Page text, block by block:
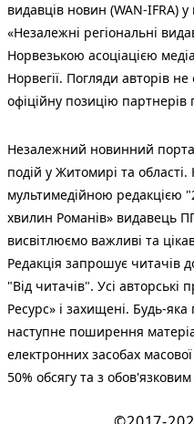
видавців новин (WAN-IFRA)
«Незалежні регіональні
Норвезькою асоціацією
Норвегії. Погляди авторів
офіційну позицію партнерів
Незалежний новинний
подій у Житомирі та
мультимедійною редакцією
хвилин Романів» видавець
висвітлюємо важливі та
Редакція запрошує читачів
"Від читачів". Усі
Ресурс» і захищені. Будь-
наступне поширення
електронних засобах
50% обсягу та з